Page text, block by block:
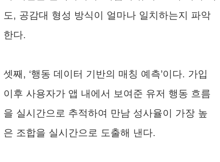
도, 공감대 형성 방식이 얼마나 일치하는지 파악
한다.
셋째, ‘행동 데이터 기반의 매칭 예측’이다. 가입
이후 사용자가 앱 내에서 보여준 유저 행동 흐름
을 실시간으로 추적하여 만남 성사율이 가장 높
은 조합을 실시간으로 도출해 낸다.